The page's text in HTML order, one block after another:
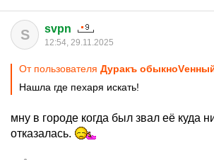
S svpn
12:54, 29.11.2025
От пользователя Дуракъ
Нашла где пехаря искать!
мну в городе когда был звал её куда
отказалась.